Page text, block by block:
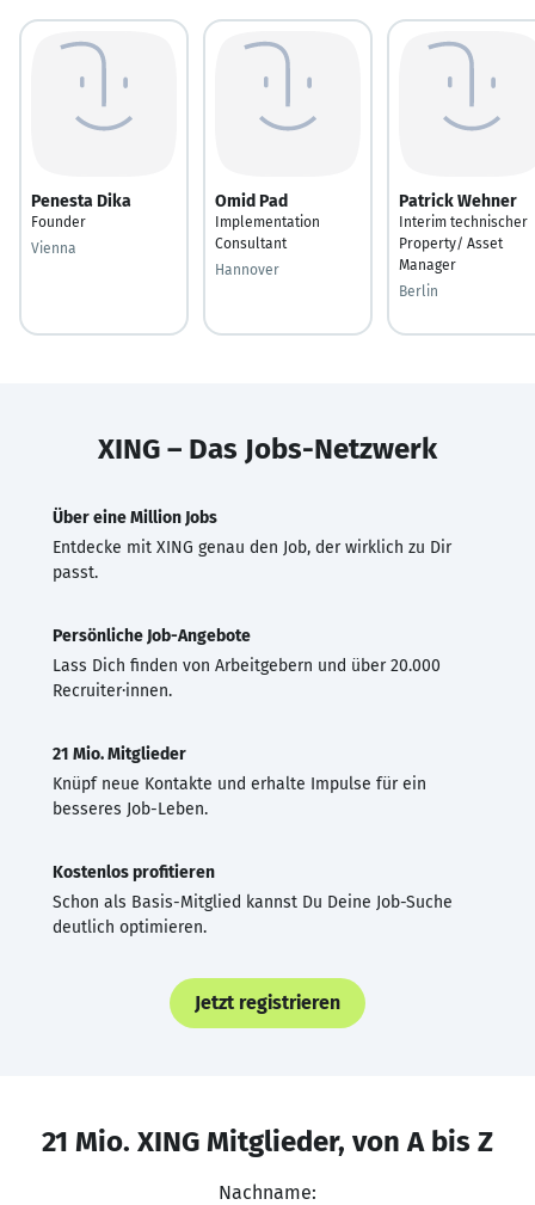
Penesta Dika
Founder
Vienna
Omid Pad
Implementation
Consultant
Hannover
Patrick Wehner
Interim technischer
Property/ Asset
Manager
Berlin
XING – Das Jobs-Netzwerk
Über eine Million Jobs
Entdecke mit XING genau den Job, der wirklich zu Dir
passt.
Persönliche Job-Angebote
Lass Dich finden von Arbeitgebern und über 20.000
Recruiter·innen.
21 Mio. Mitglieder
Knüpf neue Kontakte und erhalte Impulse für ein
besseres Job-Leben.
Kostenlos profitieren
Schon als Basis-Mitglied kannst Du Deine Job-Suche
deutlich optimieren.
Jetzt registrieren
21 Mio. XING Mitglieder, von A bis Z
Nachname: